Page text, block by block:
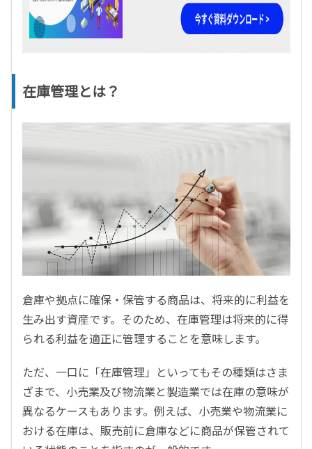
在庫管理とは？
倉庫や拠点に確保・保管する商品は、将来的に利益を
生み出す資産です。そのため、在庫管理は将来的に得
られる利益を適正に管理することを意味します。
ただ、一口に「在庫管理」といってもその種類はさま
ざまで、小売業及び物流業と製造業では在庫の意味が
異なるケースもあります。例えば、小売業や物流業に
おける在庫は、販売前に倉庫などに商品が保管されて